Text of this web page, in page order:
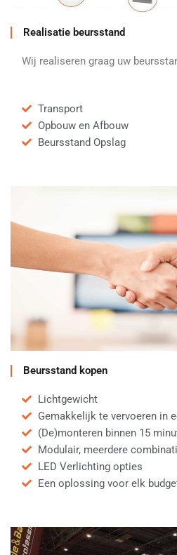
Realisatie beursstand
Wij realiseren graag uw
Transport
Opbouw en Afbouw
Beursstand Opslag
Beursstand kopen
Lichtgewicht
Gemakkelijk te vervoeren in
(De)monteren binnen 15
Modulair, meerdere
LED Verlichting opties
Een oplossing voor elk